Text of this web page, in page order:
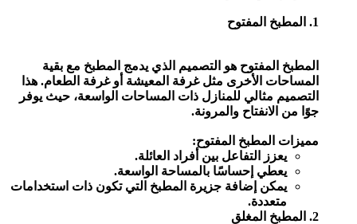
1. المطبخ المفتوح
المطبخ المفتوح هو التصميم الذي يدمج المطبخ مع بقية
المساحات الأخرى مثل غرفة المعيشة أو غرفة الطعام. هذا
التصميم مثالي للمنازل ذات المساحات الواسعة، حيث يوفر
جوًا من الانفتاح والمرونة.
مميزات المطبخ المفتوح:
يعزز التفاعل بين أفراد العائلة.
يعطي إحساسًا بالمساحة الواسعة.
يمكن إضافة جزيرة المطبخ التي تكون ذات استخدامات
متعددة.
2. المطبخ المغلق